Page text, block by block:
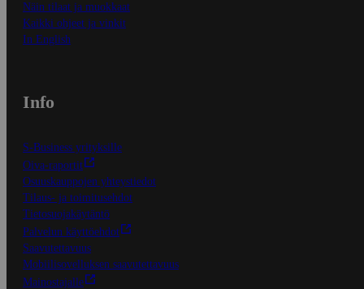
Näin tilaat ja muokkaat
Kaikki ohjeet ja vinkit
In English
Info
S-Business yrityksille
Oiva-raportit
Osuuskauppojen yhteystiedot
Tilaus- ja toimitusehdot
Tietosuojakäytäntö
Palvelun käyttöehdot
Saavutettavuus
Mobiilisovelluksen saavutettavuus
Mainostajalle